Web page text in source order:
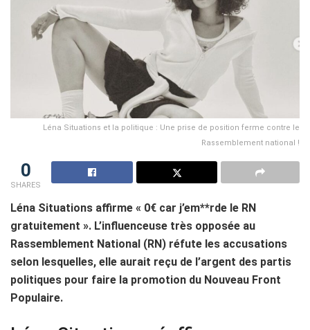
Léna Situations et la politique : Une prise de position ferme contre le
Rassemblement national !
0
SHARES
Léna Situations affirme « 0€ car j’em**rde le RN
gratuitement ». L’influenceuse très opposée au
Rassemblement National (RN) réfute les accusations
selon lesquelles, elle aurait reçu de l’argent des partis
politiques pour faire la promotion du Nouveau Front
Populaire.